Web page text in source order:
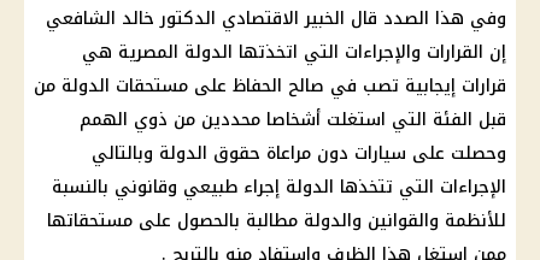
وفي هذا الصدد قال الخبير الاقتصادي الدكتور خالد الشافعي
إن القرارات والإجراءات التي اتخذتها الدولة المصرية هي
قرارات إيجابية تصب في صالح الحفاظ على مستحقات الدولة من
قبل الفئة التي استغلت أشخاصا محددين من ذوي الهمم
وحصلت على سيارات دون مراعاة حقوق الدولة وبالتالي
الإجراءات التي تتخذها الدولة إجراء طبيعي وقانوني بالنسبة
للأنظمة والقوانين والدولة مطالبة بالحصول على مستحقاتها